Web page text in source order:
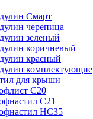
Смарт
черепица
зеленый
коричневый
красный
комплектующие
для крыши
С20
С21
НС35